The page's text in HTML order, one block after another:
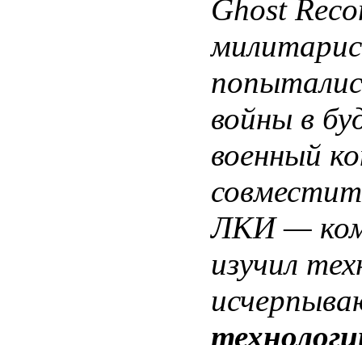
Ghost
войны в
военный
ЛКИ —
изучил